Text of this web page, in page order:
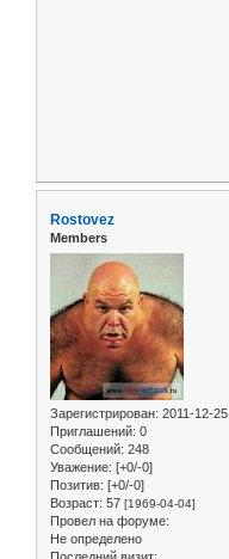
Rostovez
Members
Зарегистрирован: 2011-12-25
Приглашений: 0
Сообщений: 248
Уважение: [+0/-0]
Позитив: [+0/-0]
Возраст: 57 [1969-04-04]
Провел на форуме:
Не определено